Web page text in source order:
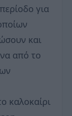
για
και
από το
καλοκαίρι